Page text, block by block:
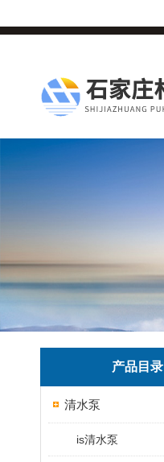
产品目录
清水泵
is清水泵